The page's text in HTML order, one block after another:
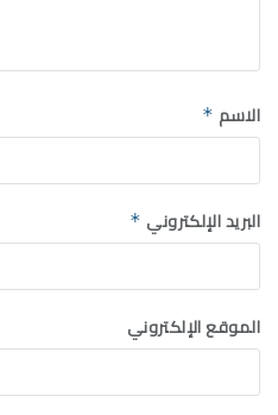
الاسم *
البريد الإلكتروني *
الموقع الإلكتروني